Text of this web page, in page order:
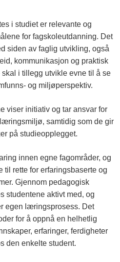
i studiet er relevante og
for fagskoleutdanning. Det
siden av faglig utvikling, også
kommunikasjon og praktisk
i tillegg utvikle evne til å se
og miljøperspektiv.
viser initiativ og tar ansvar for
samtidig som de gir
på studieopplegget.
innen egne fagområder, og
til rette for erfaringsbaserte og
Gjennom pedagogisk
studentene aktivt med, og
egen læringsprosess. Det
for å oppnå en helhetlig
erfaringer, ferdigheter
den enkelte student.